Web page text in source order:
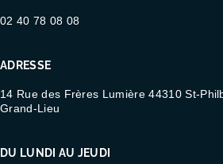
02 40 78 08 08
ADRESSE
14 Rue des Frères Lumière 44310 St-
Grand-Lieu
DU LUNDI AU JEUDI